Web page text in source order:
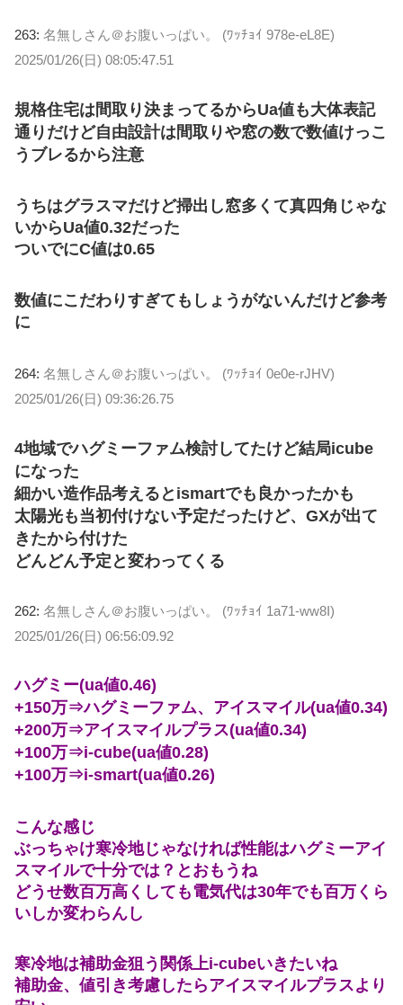
263: 名無しさん＠お腹いっぱい。 (ﾜｯﾁｮｲ 978e-eL8E)
2025/01/26(日) 08:05:47.51
規格住宅は間取り決まってるからUa値も大体表記
通りだけど自由設計は間取りや窓の数で数値けっこ
うブレるから注意
うちはグラスマだけど掃出し窓多くて真四角じゃな
いからUa値0.32だった
ついでにC値は0.65
数値にこだわりすぎてもしょうがないんだけど参考
に
264: 名無しさん＠お腹いっぱい。 (ﾜｯﾁｮｲ 0e0e-rJHV)
2025/01/26(日) 09:36:26.75
4地域でハグミーファム検討してたけど結局icube
になった
細かい造作品考えるとismartでも良かったかも
太陽光も当初付けない予定だったけど、GXが出て
きたから付けた
どんどん予定と変わってくる
262: 名無しさん＠お腹いっぱい。 (ﾜｯﾁｮｲ 1a71-ww8I)
2025/01/26(日) 06:56:09.92
ハグミー(ua値0.46)
+150万⇒ハグミーファム、アイスマイル(ua値0.34)
+200万⇒アイスマイルプラス(ua値0.34)
+100万⇒i-cube(ua値0.28)
+100万⇒i-smart(ua値0.26)
こんな感じ
ぶっちゃけ寒冷地じゃなければ性能はハグミーアイ
スマイルで十分では？とおもうね
どうせ数百万高くしても電気代は30年でも百万くら
いしか変わらんし
寒冷地は補助金狙う関係上i-cubeいきたいね
補助金、値引き考慮したらアイスマイルプラスより